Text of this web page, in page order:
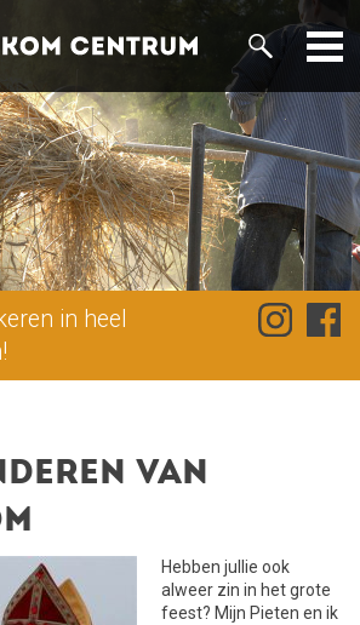
in heel
van
Hebben jullie ook
alweer zin in het grote
feest? Mijn Pieten en ik